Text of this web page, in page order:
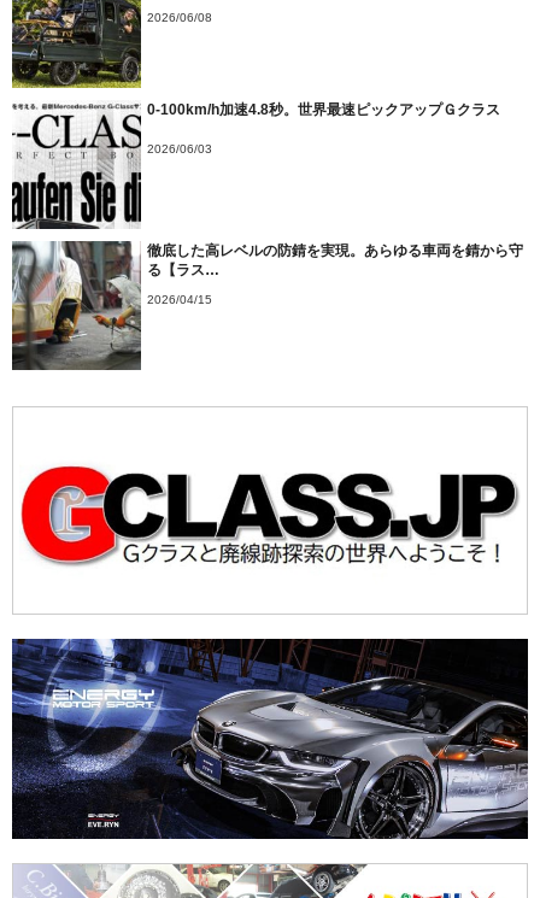
2026/06/08
0-100km/h加速4.8秒。世界最速ピックアップＧクラス
2026/06/03
徹底した高レベルの防錆を実現。あらゆる車両を錆から守
る【ラス…
2026/04/15